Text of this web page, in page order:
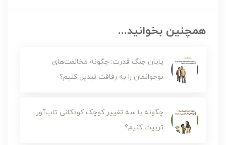
همچنین بخوانید...
پایان جنگ قدرت: چگونه مخالفت‌های
نوجوانمان را به رفاقت تبدیل کنیم؟
چگونه با سه تغییر کوچک کودکانی تاب‌آور
تربیت کنیم؟